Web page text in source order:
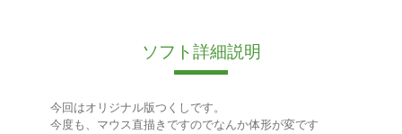
ソフト詳細説明
今回はオリジナル版つくしです。
今度も、マウス直描きですのでなんか体形が変です